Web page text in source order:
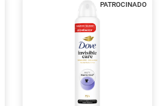
PATROCINADO